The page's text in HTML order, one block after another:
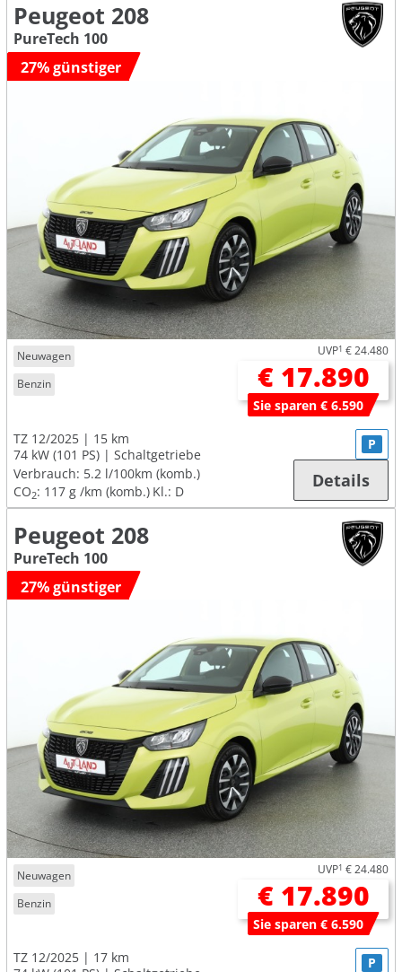
Peugeot 208
PureTech 100
27% günstiger
Neuwagen
Benzin
UVP1 € 24.480
€ 17.890
Sie sparen € 6.590
TZ 12/2025
15 km
74 kW (101 PS)
Schaltgetriebe
Verbrauch: 5.2 l/100km (komb.)
CO2: 117 g /km (komb.) Kl.: D
P
Details
Peugeot 208
PureTech 100
27% günstiger
Neuwagen
Benzin
UVP1 € 24.480
€ 17.890
Sie sparen € 6.590
TZ 12/2025
17 km
P